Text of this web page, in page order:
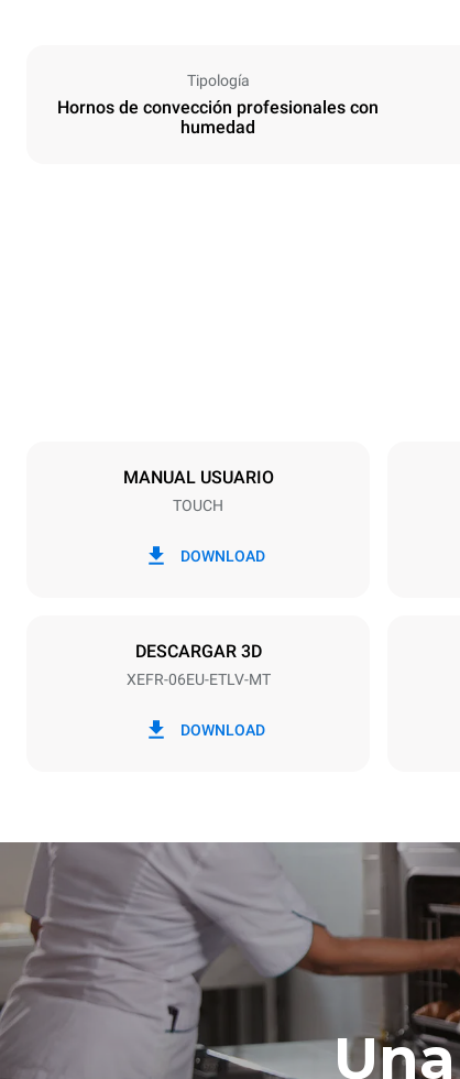
Tipología
Hornos de convección profesionales con
humedad
380-
MANUAL USUARIO
TOUCH
DOWNLOAD
DESCARGAR 3D
XEFR-06EU-ETLV-MT
DOWNLOAD